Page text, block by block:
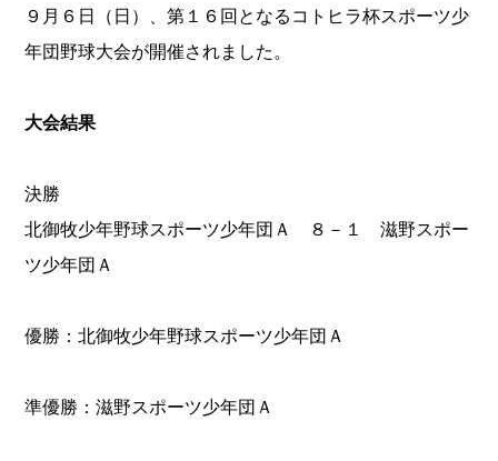
９月６日（日）、第１６回となるコトヒラ杯スポーツ少
年団野球大会が開催されました。
大会結果
決勝
北御牧少年野球スポーツ少年団Ａ ８－１ 滋野スポー
ツ少年団Ａ
優勝：北御牧少年野球スポーツ少年団Ａ
準優勝：滋野スポーツ少年団Ａ